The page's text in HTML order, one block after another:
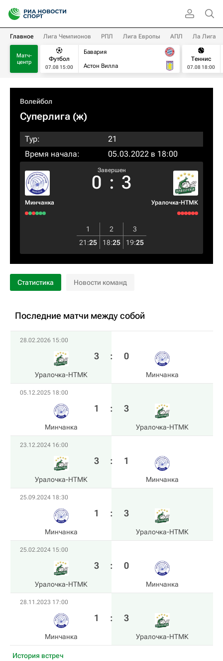
Главное Лига Чемпионов РПЛ Лига Европы АПЛ Ла Лига
Матч-
центр
Футбол
07.08 15:00
Бавария
Астон Вилла
Теннис
07.08 18:00
Волейбол
Суперлига (ж)
Тур:
21
Время начала:
05.03.2022 в 18:00
Минчанка
Завершен
0 : 3
Уралочка-НТМК
1 2
3
21 :25 18:25 19:25
Статистика Новости команд
Последние матчи между собой
28.02.2026 15:00
Уралочка-НТМК
3 : 0
Минчанка
05.12.2025 18:00
Минчанка
1 : 3
Уралочка-НТМК
23.12.2024 16:00
Уралочка-НТМК
3 : 1
Минчанка
25.09.2024 18:30
Минчанка
1 : 3
Уралочка-НТМК
25.02.2024 15:00
Уралочка-НТМК
3 : 0
Минчанка
28.11.2023 17:00
Минчанка
1 : 3
Уралочка-НТМК
История встреч